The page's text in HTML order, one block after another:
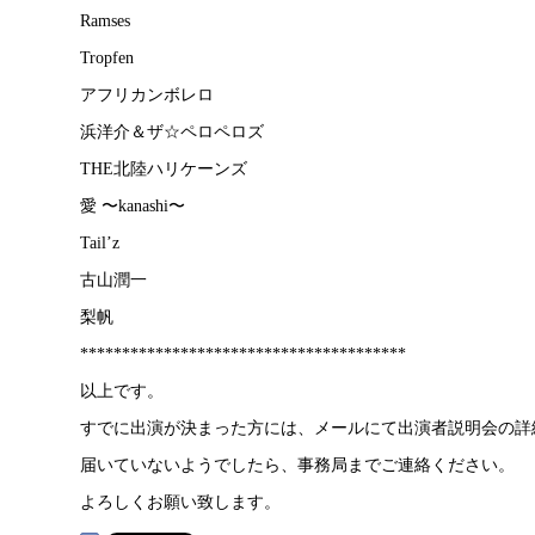
Ramses
Tropfen
アフリカンボレロ
浜洋介＆ザ☆ペロペロズ
THE北陸ハリケーンズ
愛 〜kanashi〜
Tail’z
古山潤一
梨帆
***************************************
以上です。
すでに出演が決まった方には、メールにて出演者説明会の詳
届いていないようでしたら、事務局までご連絡ください。
よろしくお願い致します。